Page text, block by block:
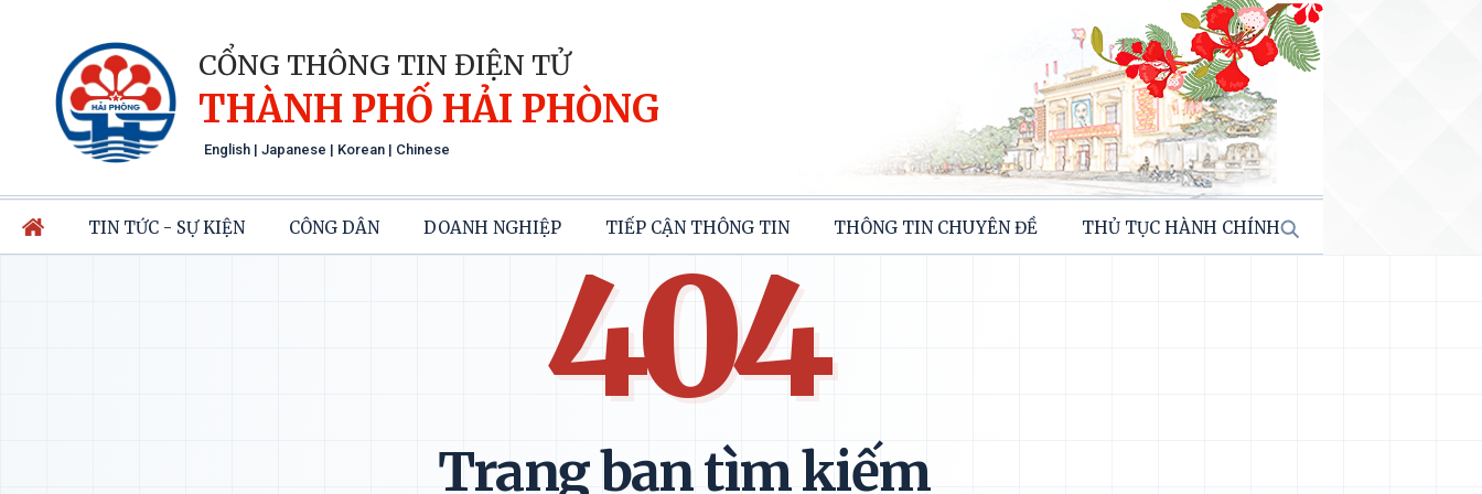
CỔNG THÔNG TIN ĐIỆN TỬ
THÀNH PHỐ HẢI PHÒNG
English | Japanese | Korean | Chinese
TIN TỨC - SỰ KIỆN CÔNG DÂN DOANH NGHIỆP TIẾP CẬN THÔNG TIN THÔNG TIN CHUYÊN ĐỀ THỦ TỤC HÀNH CHÍNH
404
Trang bạn tìm kiếm